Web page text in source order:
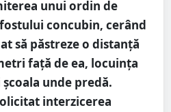
unui ordin de
concubin, cerând
să păstreze o distanță
față de ea, locuința
unde predă.
interzicerea